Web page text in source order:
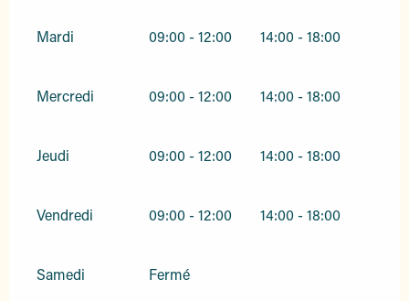
Mardi 09:00 - 12:00 14:00 - 18:00
Mercredi 09:00 - 12:00 14:00 - 18:00
Jeudi 09:00 - 12:00 14:00 - 18:00
Vendredi 09:00 - 12:00 14:00 - 18:00
Samedi Fermé